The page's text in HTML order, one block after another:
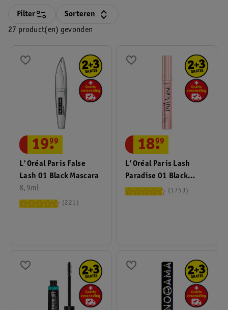
altijd voordat je betaalt.
27 product(en) gevonden
Filter Sorteren
L'Oréal Paris False
Lash 01 Black Mascara
8,9ml
19.
99
221
L'Oréal Paris Lash
Paradise 01 Black
Volume Mascara
18.
99
1753